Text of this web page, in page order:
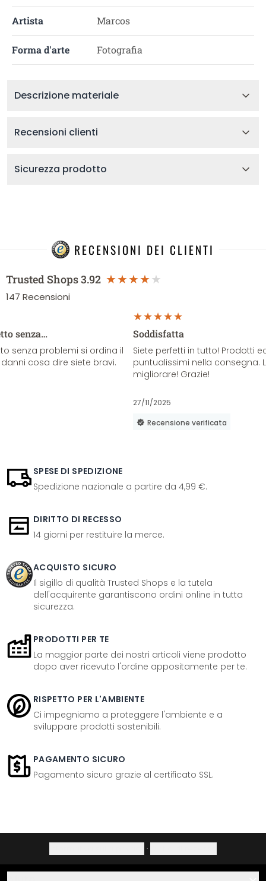
Artista Marcos
Forma d'arte Fotografia
Descrizione materiale
Recensioni clienti
Sicurezza prodotto
RECENSIONI DEI CLIENTI
Trusted Shops3.92
147 Recensioni
senza…
senza problemi si ordina il
cosa dire siete bravi.
Soddisfatta
Siete perfetti in tutto! Prodotti
puntualissimi nella consegna.
migliorare! Grazie!
27/11/2025
Recensione verificata
SPESE DI SPEDIZIONE
Spedizione nazionale a partire da 4,99 €.
DIRITTO DI RECESSO
14 giorni per restituire la merce.
ACQUISTO SICURO
Il sigillo di qualità Trusted Shops e la tutela
dell'acquirente garantiscono ordini online in tutta
sicurezza.
PRODOTTI PER TE
La maggior parte dei nostri articoli viene prodotto
dopo aver ricevuto l'ordine appositamente per te.
RISPETTO PER L'AMBIENTE
Ci impegniamo a proteggere l'ambiente e a
sviluppare prodotti sostenibili.
PAGAMENTO SICURO
Pagamento sicuro grazie al certificato SSL.
·